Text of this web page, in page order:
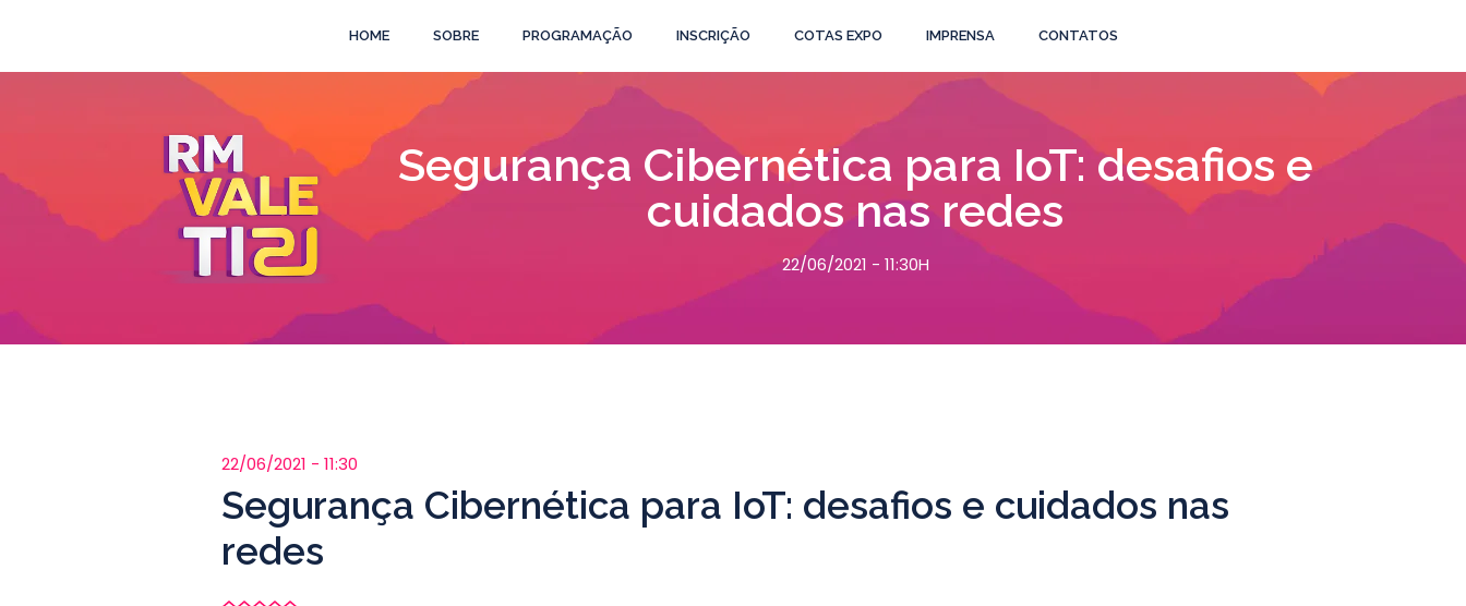
HOME SOBRE PROGRAMAÇÃO INSCRIÇÃO COTAS EXPO IMPRENSA CONTATOS
Segurança Cibernética para IoT: desafios e
cuidados nas redes
22/06/2021 - 11:30H
22/06/2021 - 11:30
Segurança Cibernética para IoT: desafios e cuidados nas
redes